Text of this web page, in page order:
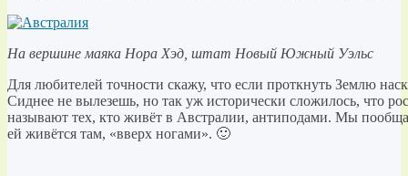
На вершине маяка Нора Хэд, штат Новый Южный Уэльс
Для любителей точности скажу, что если проткнуть Землю
Сиднее не вылезешь, но так уж исторически сложилось, что
называют тех, кто живёт в Австралии, антиподами. Мы
ей живётся там, «вверх ногами». 🙂